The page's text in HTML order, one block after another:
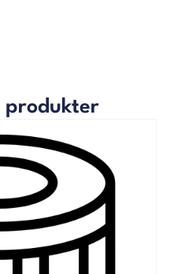
produkter